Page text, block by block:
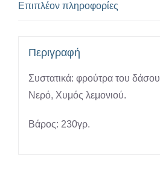
Επιπλέον πληροφορίες
Περιγραφή
Συστατικά: φρούτρα του
Νερό, Χυμός λεμονιού.
Βάρος: 230γρ.